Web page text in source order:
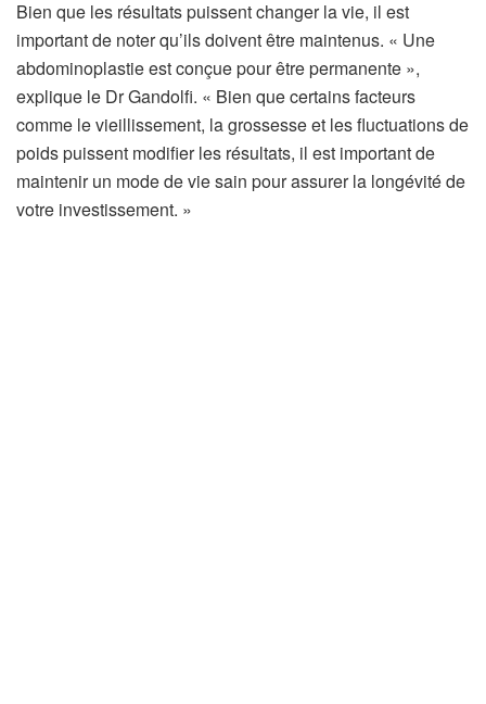
Bien que les résultats puissent changer la vie, il est
important de noter qu’ils doivent être maintenus. « Une
abdominoplastie est conçue pour être permanente »,
explique le Dr Gandolfi. « Bien que certains facteurs
comme le vieillissement, la grossesse et les fluctuations de
poids puissent modifier les résultats, il est important de
maintenir un mode de vie sain pour assurer la longévité de
votre investissement. »